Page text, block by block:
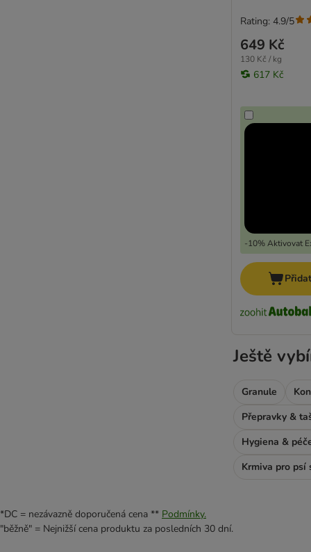
649 Kč
130 Kč / kg
617 Kč
-10% Aktivovat
Rating: 4.9/5
Ještě
Granule
Přepravky &
Hygiena &
Krmiva pro psí
*DC = nezávazně doporučená cena ** Podmínky.
"běžně" = Nejnižší cena produktu za posledních 30 dní.